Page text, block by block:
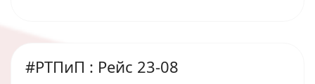
#РТПиП : Рейс 23-08